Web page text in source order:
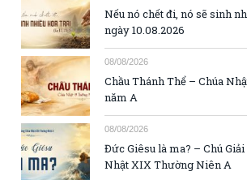
Nếu nó chết đi, nó sẽ sinh
ngày 10.08.2026
08/08/2026
Chầu Thánh Thể – Chúa
năm A
08/08/2026
Đức Giêsu là ma? – Chú
Nhật XIX Thường Niên A